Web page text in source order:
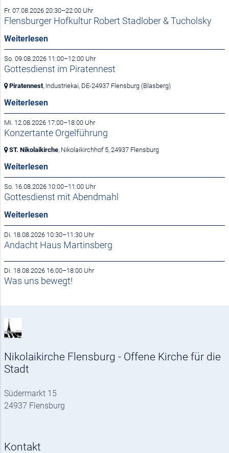
Fr. 07.08.2026 20:30–22:00 Uhr
Flensburger Hofkultur Robert Stadlober & Tucholsky
Weiterlesen
So. 09.08.2026 11:00–12:00 Uhr
Gottesdienst im Piratennest
Piratennest, Industriekai, DE-24937 Flensburg (Blasberg)
Weiterlesen
Mi. 12.08.2026 17:00–18:00 Uhr
Konzertante Orgelführung
ST. Nikolaikirche, Nikolaikirchhof 5, 24937 Flensburg
Weiterlesen
So. 16.08.2026 10:00–11:00 Uhr
Gottesdienst mit Abendmahl
Weiterlesen
Di. 18.08.2026 10:30–11:30 Uhr
Andacht Haus Martinsberg
Di. 18.08.2026 16:00–18:00 Uhr
Was uns bewegt!
Nikolaikirche Flensburg - Offene Kirche für die
Stadt
Südermarkt 15
24937 Flensburg
Kontakt